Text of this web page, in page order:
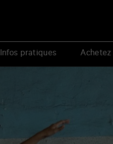
Infos pratiques